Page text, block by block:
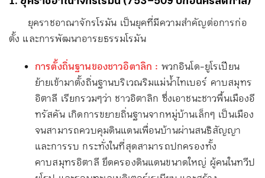
ยุคราชอาณาจักรโรมัน เป็นยุคที่มีความสำคัญต่อการก่อ
ตั้ง และการพัฒนาอารยธรรมโรมัน
การตั้งถิ่นฐานของชาวอิตาลิก : พวกอินโด-ยูโรเปียน
ย้ายเข้ามาตั้งถิ่นฐานบริเวณริมแม่น้ำไทเบอร์ คาบสมุทร
อิตาลี เรียกรวมๆว่า ชาวอิตาลิก ซึ่งเอาชนะชาวพื้นเมืองอี
ทรัสคัน เกิดการขยายถิ่นฐานจากหมู่บ้านเล็กๆ เป็นเมือง
จนสามารถควบคุมดินแดนเพื่อนบ้านผ่านสนธิสัญญา
และการรบ กระทั่งในที่สุดสามารถปกครองทั้ง
คาบสมุทรอิตาลี ยึดครองดินแดนขนาดใหญ่ ผู้คนในทวีป